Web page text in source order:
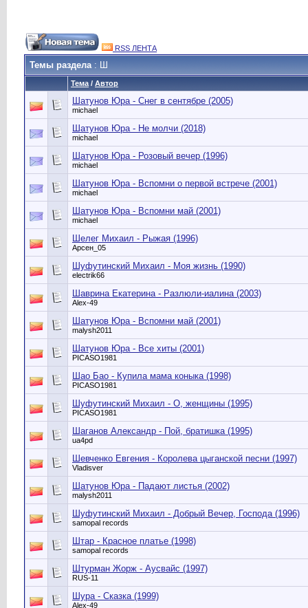
RSS ЛЕНТА
Темы раздела: Ш
Тема / Автор
Шатунов Юра - Снег в сентябре (2005)
michael
Шатунов Юра - Не молчи (2018)
michael
Шатунов Юра - Розовый вечер (1996)
michael
Шатунов Юра - Вспомни о первой встрече (2001)
michael
Шатунов Юра - Вспомни май (2001)
michael
Шелег Михаил - Рыжая (1996)
Арсен_05
Шуфутинский Михаил - Моя жизнь (1990)
electrik66
Шаврина Екатерина - Разлюли-иалина (2003)
Alex-49
Шатунов Юра - Вспомни май (2001)
malysh2011
Шатунов Юра - Все хиты (2001)
PICASO1981
Шао Бао - Купила мама коныка (1998)
PICASO1981
Шуфутинский Михаил - О, женщины (1995)
PICASO1981
Шаганов Александр - Пой, братишка (1995)
ua4pd
Шевченко Евгения - Королева цыганской песни (1997)
Vladisver
Шатунов Юра - Падают листья (2002)
malysh2011
Шуфутинский Михаил - Добрый Вечер, Господа (1996)
samopal records
Штар - Красное платье (1998)
samopal records
Штурман Жорж ‎- Аусвайс (1997)
RUS-11
Шура - Сказка (1999)
Alex-49